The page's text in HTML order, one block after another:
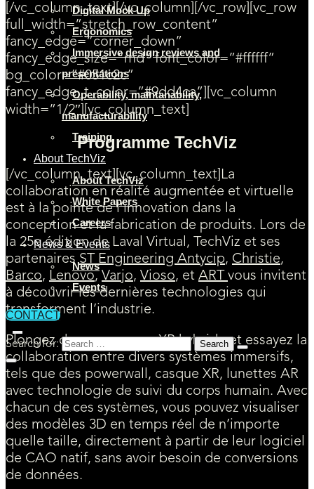
Digital Mock Up
Ergonomics
Immersive design reviews and
presentations
Operability, maintanability,
manufacturability
Training
About TechViz
About TechViz
White Papers
Careers
News & Events
News
Events
CONTACT
Search for:
[/vc_column_text][/vc_column][/vc_row][vc_row
full_width=”stretch_row_content”
fancy_edge=”corner_down”
fancy_edge_size=”md” font_color=”#ffffff”
bg_color=”#051c2c”
fancy_edge_t_color=”#9dd4ca”][vc_column
width=”1/2″][vc_column_text]
Programme TechViz
[/vc_column_text][vc_column_text]La
collaboration en réalité augmentée et virtuelle
est à la pointe de l’innovation dans la
conception et la fabrication de produits. Lors de
la 25e édition de Laval Virtual, TechViz et ses
partenairesST Engineering Antycip, Christie,
Barco, Lenovo,Varjo, Vioso, et ART vous invitent
à découvrir les dernières technologies qui
transforment l’industrie.
Plongez dans un espace XR hybride et essayez la
collaboration entre divers systèmes immersifs,
tels que des powerwall, casque XR, lunettes AR
avec technologie de suivi du corps humain. Avec
chacun de ces systèmes, vous pouvez visualiser
des modèles 3D en temps réel de n’importe
quelle taille, directement à partir de leur logiciel
de CAO natif, sans avoir besoin de conversions
de données.